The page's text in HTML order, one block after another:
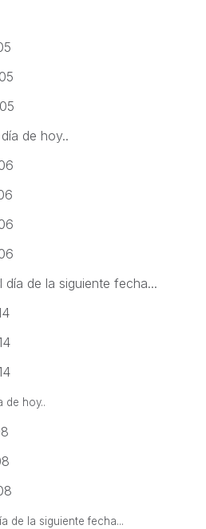
de hoy..
de la siguiente fecha...
de hoy..
de la siguiente fecha...